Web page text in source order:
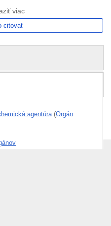
viac
citovať
agentúra(Orgán
publikácií